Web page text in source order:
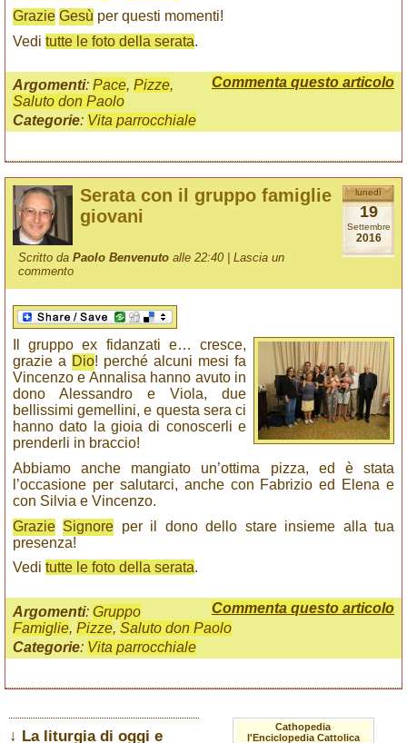
Grazie Gesù per questi momenti!
Vedi tutte le foto della serata.
Commenta questo articolo
Argomenti: Pace, Pizze,
Saluto don Paolo
Categorie: Vita parrocchiale
lunedì
19
Settembre
2016
Serata con il gruppo famiglie
giovani
Scritto daPaolo Benvenuto alle 22:40 |Lascia un
commento
Il gruppo ex fidanzati e… cresce,
grazie a Dio! perché alcuni mesi fa
Vincenzo e Annalisa hanno avuto in
dono Alessandro e Viola, due
bellissimi gemellini, e questa sera ci
hanno dato la gioia di conoscerli e
prenderli in braccio!
Abbiamo anche mangiato un’ottima pizza, ed è stata
l’occasione per salutarci, anche con Fabrizio ed Elena e
con Silvia e Vincenzo.
Grazie Signore per il dono dello stare insieme alla tua
presenza!
Vedi tutte le foto della serata.
Commenta questo articolo
Argomenti: Gruppo
Famiglie, Pizze, Saluto don Paolo
Categorie: Vita parrocchiale
↓ La liturgia di oggi e
Cathopedia
l'Enciclopedia Cattolica